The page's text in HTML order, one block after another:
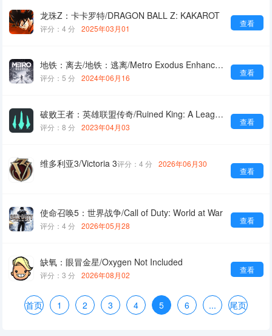
龙珠Z：卡卡罗特/DRAGON BALL Z: KAKAROT
查看
评分：4 分 2025年03月01
地铁：离去/地铁：逃离/Metro Exodus Enhanced Edition
查看
评分：5 分 2024年06月16
破败王者：英雄联盟传奇/Ruined King: A League of Legends Story
查看
评分：8 分 2023年04月03
维多利亚3/Victoria 3
查看
评分：4 分 2026年06月30
使命召唤5：世界战争/Call of Duty: World at War
查看
评分：4 分 2026年05月28
缺氧：眼冒金星/Oxygen Not Included
查看
评分：3 分 2026年08月02
首页 1 2 3 4 5 6 ... 尾页